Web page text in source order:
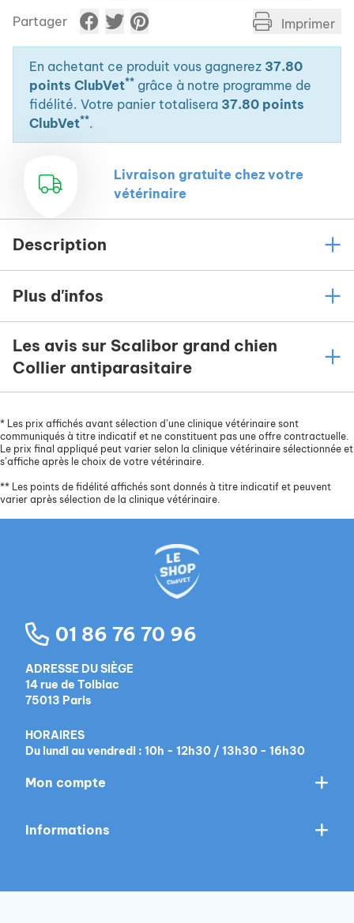
souvent confondu avec les moustiques.
Partager Imprimer
En achetant ce produit vous gagnerez 37.80
points ClubVet** grâce à notre programme de
fidélité. Votre panier totalisera 37.80 points
ClubVet**.
Livraison gratuite chez votre
vétérinaire
Description
Plus d'infos
Les avis sur Scalibor grand chien
Collier antiparasitaire
* Les prix affichés avant sélection d’une clinique vétérinaire sont
communiqués à titre indicatif et ne constituent pas une offre contractuelle.
Le prix final appliqué peut varier selon la clinique vétérinaire sélectionnée et
s’affiche après le choix de votre vétérinaire.
** Les points de fidélité affichés sont donnés à titre indicatif et peuvent
varier après sélection de la clinique vétérinaire.
01 86 76 70 96
ADRESSE DU SIÈGE
14 rue de Tolbiac
75013 Paris
HORAIRES
Du lundi au vendredi : 10h - 12h30 / 13h30 - 16h30
Mon compte
Informations